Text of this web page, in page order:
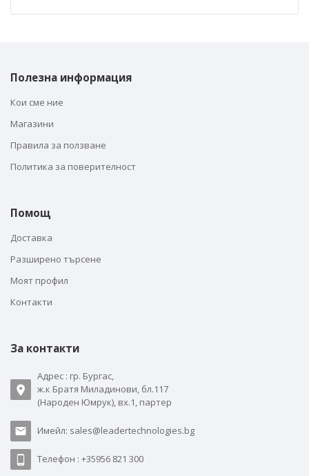
Полезна информация
Кои сме ние
Магазини
Правила за ползване
Политика за поверителност
Помощ
Доставка
Разширено търсене
Моят профил
Контакти
За контакти
Адрес : гр. Бургас,
ж.к Братя Миладинови, бл.117
(Народен Юмрук), вх.1, партер
Имейл: sales@leadertechnologies.bg
Телефон : +35956 821 300